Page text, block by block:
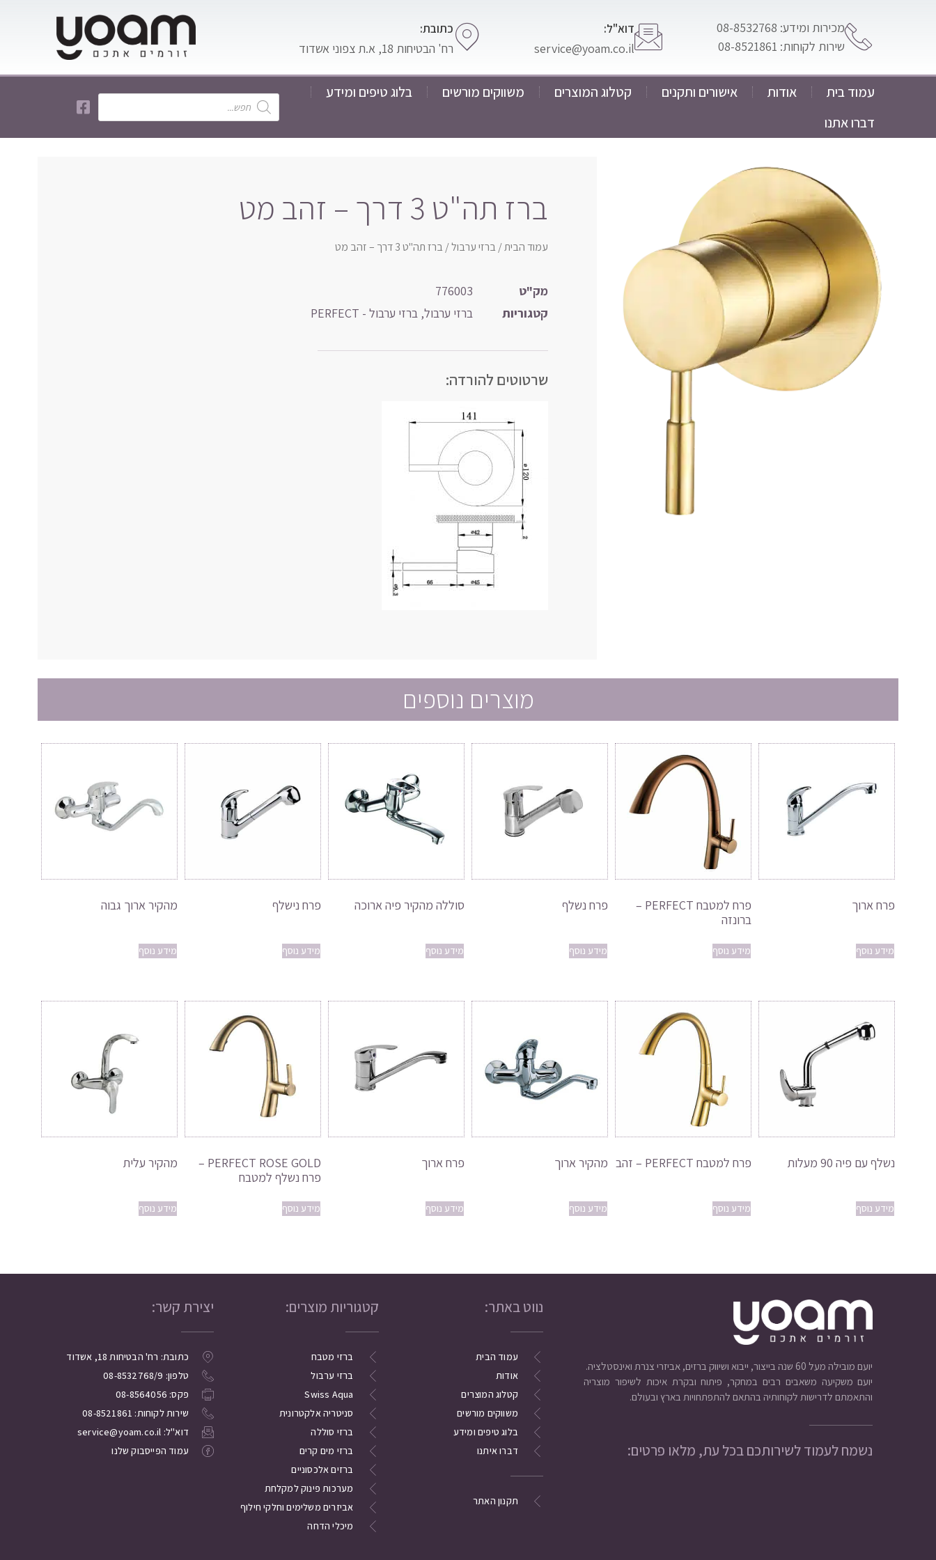
מכירות ומידע: 08-8532768
שירות לקוחות: 08-8521861
דוא"ל:
service@yoam.co.il
כתובת:
רח' הבטיחות 18, א.ת צפוני אשדוד
עמוד בית אודות אישורים ותקנים קטלוג המוצרים משווקים מורשים
בלוג טיפים ומידע
דברו אתנו
ברז תה"ט 3 דרך – זהב מט
עמוד הבית/ ברזי ערבול/ ברז תה"ט 3 דרך – זהב מט
מק"ט
776003
קטגוריות
ברזי ערבול, ברזי ערבול - PERFECT
שרטוטים להורדה:
מוצרים נוספים
פרח ארוך
מידע נוסף
פרח למטבח PERFECT –
ברונזה
מידע נוסף
פרח נשלף
מידע נוסף
סוללה מהקיר פיה ארוכה
מידע נוסף
פרח נישלף
מידע נוסף
מהקיר ארוך גבוה
מידע נוסף
נשלף עם פיה 90 מעלות
מידע נוסף
פרח למטבח PERFECT – זהב
מידע נוסף
מהקיר ארוך
מידע נוסף
פרח ארוך
מידע נוסף
PERFECT ROSE GOLD –
פרח נשלף למטבח
מידע נוסף
מהקיר עלית
מידע נוסף
יועם מובילה מעל 60 שנה בייצור, ייבוא ושיווק ברזים, אביזרי צנרת ואינסטלציה.
יועם משקיעה משאבים רבים במחקר, פיתוח ובקרת איכות לשיפור מוצריה
והתאמתם לדרישות לקוחותיה בהתאם להתפתחויות בארץ ובעולם.
נשמח לעמוד לשירותכם בכל עת, מלאו פרטים:
נווט באתר:
עמוד הבית
אודות
קטלוג המוצרים
משווקים מורשים
בלוג טיפים ומידע
דברו איתנו
תקנון האתר
קטגוריות מוצרים:
ברזי מטבח
ברזי ערבול
Swiss Aqua
סניטריה אלקטרונית
ברזי סוללה
ברזי מים קרים
ברזים אלכסוניים
מערכות פינוק למקלחת
אביזרים משלימים וחלקי חילוף
מיכלי הדחה
יצירת קשר:
כתובת: רח' הבטיחות 18, אשדוד
טלפון: 08-8532768/9
פקס: 08-8564056
שירות לקוחות: 08-8521861
דוא"ל: service@yoam.co.il
עמוד הפייסבוק שלנו